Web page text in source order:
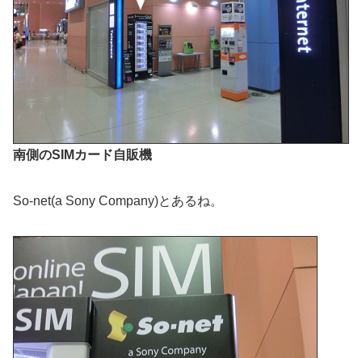
南側のSIMカード自販機
So-net(a Sony Company)とあるね。